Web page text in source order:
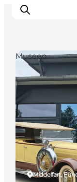
Erlebnisse
Essen und
Erlebnis
Middelfart,
Museen